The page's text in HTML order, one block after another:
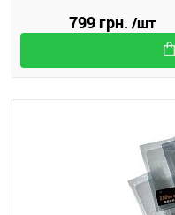
799 грн./шт